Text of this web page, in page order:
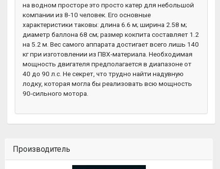
на водном просторе это просто катер для небольшой
компании из 8-10 человек. Его основные
характеристики таковы: длина 6.6 м; ширина 2.58 м;
диаметр баллона 68 см; размер кокпита составляет 1.2
на 5.2 м. Вес самого аппарата достигает всего лишь 140
кг при изготовлении из ПВХ-материала. Необходимая
мощность двигателя предполагается в диапазоне от
40 до 90 л.с. Не секрет, что трудно найти надувную
лодку, которая могла бы реализовать всю мощность
90-сильного мотора.
Производитель